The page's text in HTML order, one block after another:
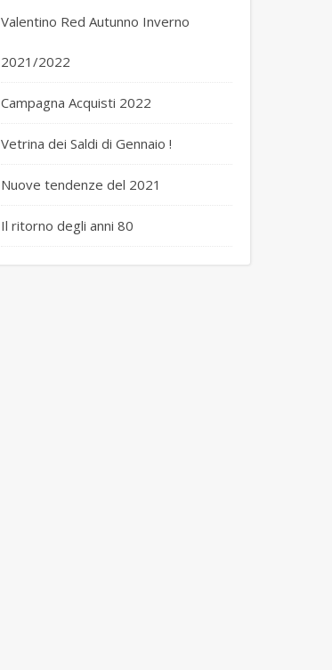
Valentino Red Autunno Inverno
2021/2022
Campagna Acquisti 2022
Vetrina dei Saldi di Gennaio !
Nuove tendenze del 2021
Il ritorno degli anni 80